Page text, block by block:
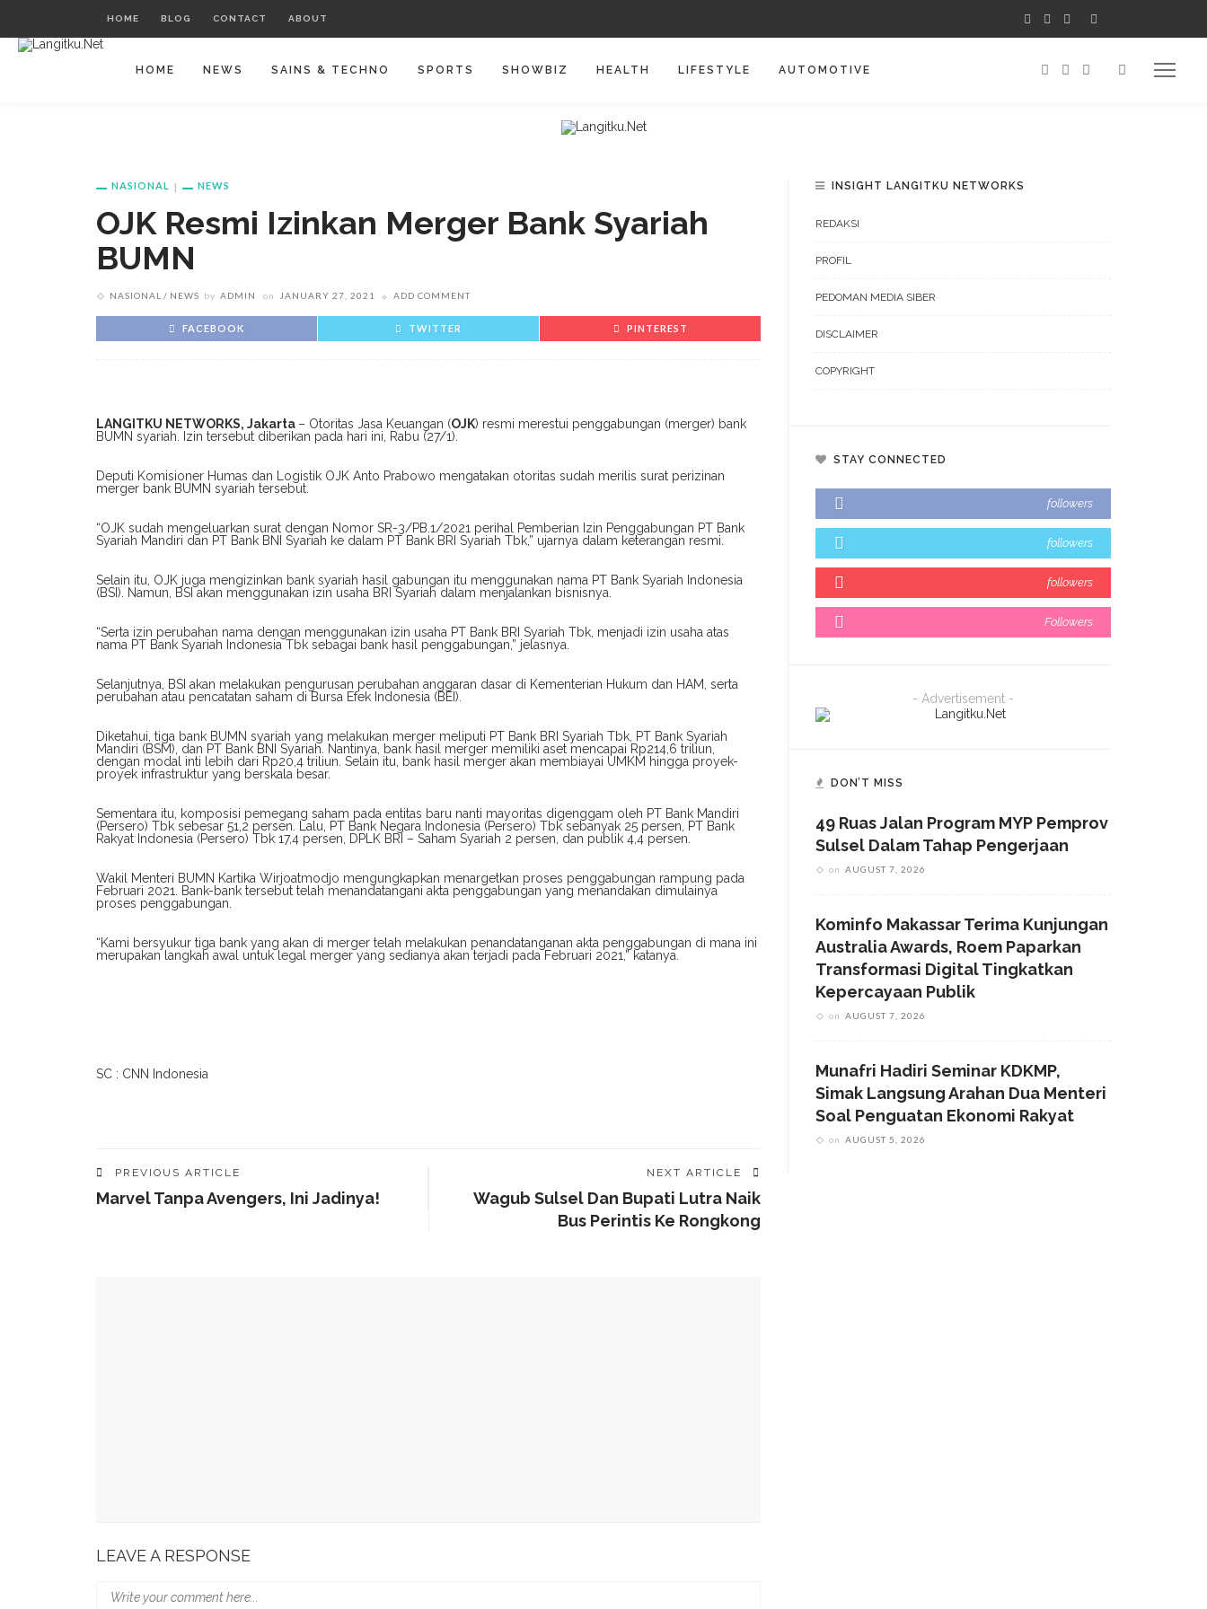
HOME BLOG CONTACT ABOUT
HOME NEWS SAINS & TECHNO SPORTS SHOWBIZ HEALTH LIFESTYLE AUTOMOTIVE
NASIONAL NEWS
OJK Resmi Izinkan Merger Bank Syariah
BUMN
NASIONAL NEWS by ADMIN on JANUARY 27, 2021 ADD COMMENT
FACEBOOK TWITTER PINTEREST
LANGITKU NETWORKS, Jakarta – Otoritas Jasa Keuangan (OJK) resmi merestui penggabungan (merger) bank
BUMN syariah. Izin tersebut diberikan pada hari ini, Rabu (27/1).
Deputi Komisioner Humas dan Logistik OJK Anto Prabowo mengatakan otoritas sudah merilis surat perizinan
merger bank BUMN syariah tersebut.
“OJK sudah mengeluarkan surat dengan Nomor SR-3/PB.1/2021 perihal Pemberian Izin Penggabungan PT Bank
Syariah Mandiri dan PT Bank BNI Syariah ke dalam PT Bank BRI Syariah Tbk,” ujarnya dalam keterangan resmi.
Selain itu, OJK juga mengizinkan bank syariah hasil gabungan itu menggunakan nama PT Bank Syariah Indonesia
(BSI). Namun, BSI akan menggunakan izin usaha BRI Syariah dalam menjalankan bisnisnya.
“Serta izin perubahan nama dengan menggunakan izin usaha PT Bank BRI Syariah Tbk, menjadi izin usaha atas
nama PT Bank Syariah Indonesia Tbk sebagai bank hasil penggabungan,” jelasnya.
Selanjutnya, BSI akan melakukan pengurusan perubahan anggaran dasar di Kementerian Hukum dan HAM, serta
perubahan atau pencatatan saham di Bursa Efek Indonesia (BEI).
Diketahui, tiga bank BUMN syariah yang melakukan merger meliputi PT Bank BRI Syariah Tbk, PT Bank Syariah
Mandiri (BSM), dan PT Bank BNI Syariah. Nantinya, bank hasil merger memiliki aset mencapai Rp214,6 triliun,
dengan modal inti lebih dari Rp20,4 triliun. Selain itu, bank hasil merger akan membiayai UMKM hingga proyek-
proyek infrastruktur yang berskala besar.
Sementara itu, komposisi pemegang saham pada entitas baru nanti mayoritas digenggam oleh PT Bank Mandiri
(Persero) Tbk sebesar 51,2 persen. Lalu, PT Bank Negara Indonesia (Persero) Tbk sebanyak 25 persen, PT Bank
Rakyat Indonesia (Persero) Tbk 17,4 persen, DPLK BRI – Saham Syariah 2 persen, dan publik 4,4 persen.
Wakil Menteri BUMN Kartika Wirjoatmodjo mengungkapkan menargetkan proses penggabungan rampung pada
Februari 2021. Bank-bank tersebut telah menandatangani akta penggabungan yang menandakan dimulainya
proses penggabungan.
“Kami bersyukur tiga bank yang akan di merger telah melakukan penandatanganan akta penggabungan di mana ini
merupakan langkah awal untuk legal merger yang sedianya akan terjadi pada Februari 2021,” katanya.
SC : CNN Indonesia
PREVIOUS ARTICLE
Marvel Tanpa Avengers, Ini Jadinya!
NEXT ARTICLE
Wagub Sulsel Dan Bupati Lutra Naik
Bus Perintis Ke Rongkong
LEAVE A RESPONSE
INSIGHT LANGITKU NETWORKS
REDAKSI
PROFIL
PEDOMAN MEDIA SIBER
DISCLAIMER
COPYRIGHT
STAY CONNECTED
followers
followers
followers
Followers
- Advertisement -
DON’T MISS
49 Ruas Jalan Program MYP Pemprov
Sulsel Dalam Tahap Pengerjaan
on AUGUST 7, 2026
Kominfo Makassar Terima Kunjungan
Australia Awards, Roem Paparkan
Transformasi Digital Tingkatkan
Kepercayaan Publik
on AUGUST 7, 2026
Munafri Hadiri Seminar KDKMP,
Simak Langsung Arahan Dua Menteri
Soal Penguatan Ekonomi Rakyat
on AUGUST 5, 2026